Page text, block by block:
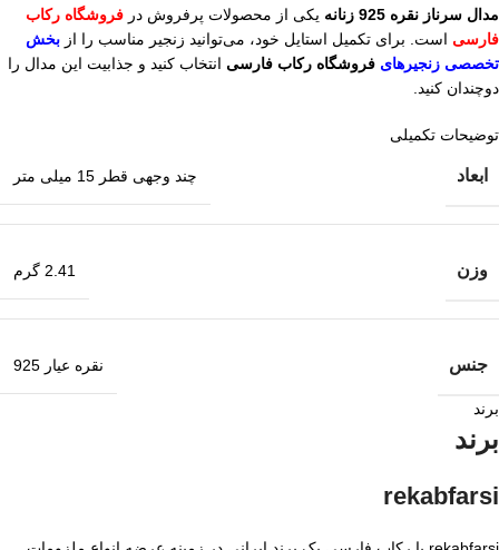
مدال سرناز نقره 925 زنانه یکی از محصولات پرفروش در فروشگاه رکاب
فارسی است. برای تکمیل استایل خود، می‌توانید زنجیر مناسب را از بخش
تخصصی زنجیرهای فروشگاه رکاب فارسی انتخاب کنید و جذابیت این مدال را
دوچندان کنید.
توضیحات تکمیلی
ابعاد چند وجهی قطر 15 میلی متر
وزن 2.41 گرم
جنس نقره عیار 925
برند
برند
rekabfarsi